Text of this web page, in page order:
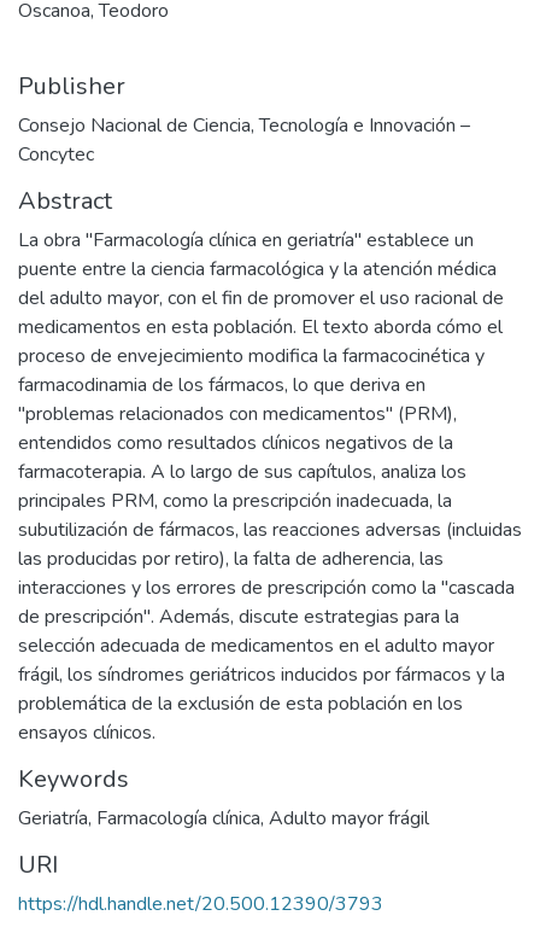
Oscanoa, Teodoro
Publisher
Consejo Nacional de Ciencia, Tecnología e Innovación –
Concytec
Abstract
La obra "Farmacología clínica en geriatría" establece un
puente entre la ciencia farmacológica y la atención médica
del adulto mayor, con el fin de promover el uso racional de
medicamentos en esta población. El texto aborda cómo el
proceso de envejecimiento modifica la farmacocinética y
farmacodinamia de los fármacos, lo que deriva en
"problemas relacionados con medicamentos" (PRM),
entendidos como resultados clínicos negativos de la
farmacoterapia. A lo largo de sus capítulos, analiza los
principales PRM, como la prescripción inadecuada, la
subutilización de fármacos, las reacciones adversas (incluidas
las producidas por retiro), la falta de adherencia, las
interacciones y los errores de prescripción como la "cascada
de prescripción". Además, discute estrategias para la
selección adecuada de medicamentos en el adulto mayor
frágil, los síndromes geriátricos inducidos por fármacos y la
problemática de la exclusión de esta población en los
ensayos clínicos.
Keywords
Geriatría, Farmacología clínica, Adulto mayor frágil
URI
https://hdl.handle.net/20.500.12390/3793